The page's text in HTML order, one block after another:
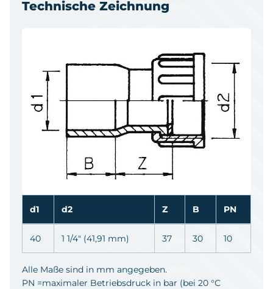
Technische Zeichnung
d1 d2 Z B PN
40 1 1/4" (41,91 mm) 37 30 10
Alle Maße sind in mm angegeben.
PN =maximaler Betriebsdruck in bar (bei 20 °C